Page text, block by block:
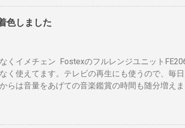
接続します。テレビのHDMI端子の番号は、自
でにHDMI１本あるなら、追加で１本用意してく
い場合 は HDMI分配器 （←Amazon）を使います
クタ同士が狭い環境では、手が入りにくいので
イプをおすすめします。 HDMIケーブル２本セッ
色が漏電ブレーカー、赤色が安全ブレーカー。安
一工夫。まず、各安全ブレーカーを切ってみて
、ドライヤー・炊飯器・エアコンなどは複数の
的ですが効果はあります。 近年、料金設定が変
に 基本料金 月額330円 の増加 のみ 従量増しは
に変更する際、 高額工事になることがある らし
は以下のサイト。 http://
色しました
くイメチェン Fostexのフルレンジユニット
く使えてます。テレビの再生にも使うので、毎
らは音量をあげての音楽鑑賞の時間も随分増え
トを外すとモノトーンのエンクロージャーにはコ